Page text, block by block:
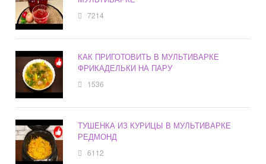
7214
КАК ПРИГОТОВИТЬ В МУЛЬТИВАРКЕ
ФРИКАДЕЛЬКИ НА ПАРУ
1536
ТУШЕНКА ИЗ КУРИЦЫ В МУЛЬТИВАРКЕ
РЕДМОНД
6112